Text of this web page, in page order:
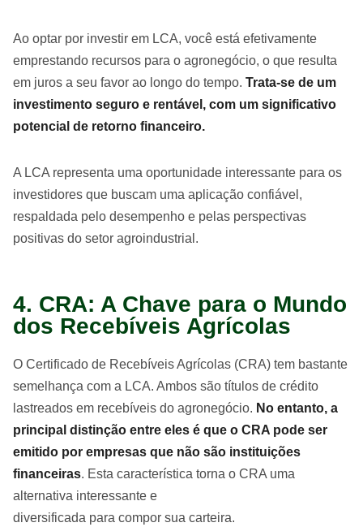
Ao optar por investir em LCA, você está efetivamente
emprestando recursos para o agronegócio, o que resulta
em juros a seu favor ao longo do tempo. Trata-se de um
investimento seguro e rentável, com um significativo
potencial de retorno financeiro.
A LCA representa uma oportunidade interessante para os
investidores que buscam uma aplicação confiável,
respaldada pelo desempenho e pelas perspectivas
positivas do setor agroindustrial.
4. CRA: A Chave para o Mundo
dos Recebíveis Agrícolas
O Certificado de Recebíveis Agrícolas (CRA) tem bastante
semelhança com a LCA. Ambos são títulos de crédito
lastreados em recebíveis do agronegócio. No entanto, a
principal distinção entre eles é que o CRA pode ser
emitido por empresas que não são instituições
financeiras. Esta característica torna o CRA uma
alternativa interessante e
diversificada para compor sua carteira.